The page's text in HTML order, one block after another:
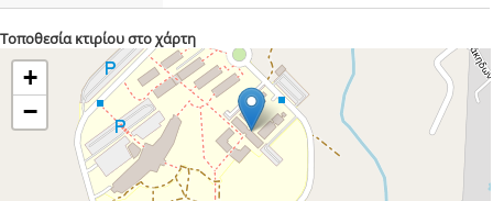
Τοποθεσία κτιρίου στο χάρτη
+
−